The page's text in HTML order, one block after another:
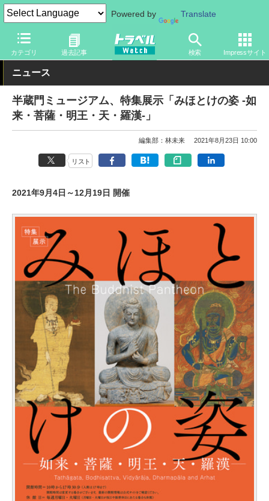
Powered by Translate
カテゴリ 過去記事 検索 Impressサイト
トラベル Watch 旅の情報 観光地
ニュース
半蔵門ミュージアム、特集展示「みほとけの姿 -如
来・菩薩・明王・天・羅漢-」
編集部：林未来 2021年8月23日 10:00
リスト
2021年9月4日～12月19日 開催